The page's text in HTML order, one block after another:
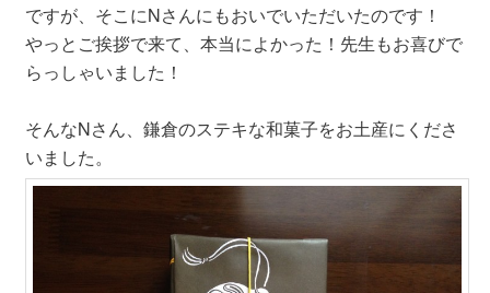
ですが、そこにNさんにもおいでいただいたのです！
やっとご挨拶で来て、本当によかった！先生もお喜びで
らっしゃいました！
そんなNさん、鎌倉のステキな和菓子をお土産にくださ
いました。